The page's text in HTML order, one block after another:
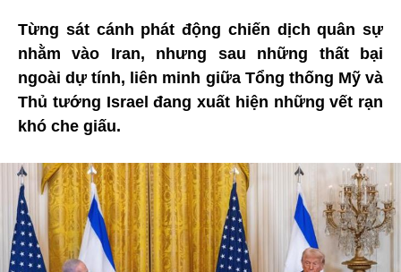
Từng sát cánh phát động chiến dịch quân sự
nhằm vào Iran, nhưng sau những thất bại
ngoài dự tính, liên minh giữa Tổng thống Mỹ và
Thủ tướng Israel đang xuất hiện những vết rạn
khó che giấu.